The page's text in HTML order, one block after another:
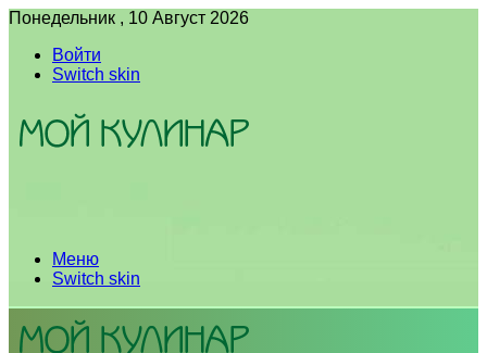
Понедельник , 10 Август 2026
Войти
Switch skin
Меню
Switch skin